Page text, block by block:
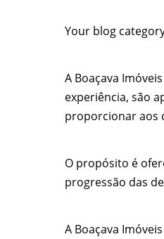
Your blog
A Boaçava
experiência, são
proporcionar aos
O propósito é
progressão das
A Boaçava